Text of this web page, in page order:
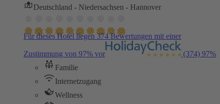
Deutschland - Niedersachsen - Hannover
Für dieses Hotel liegen 374 Bewertungen mit einer
Zustimmung von 97% vor (374) 97%
Familie
Internetzugang
Wellness